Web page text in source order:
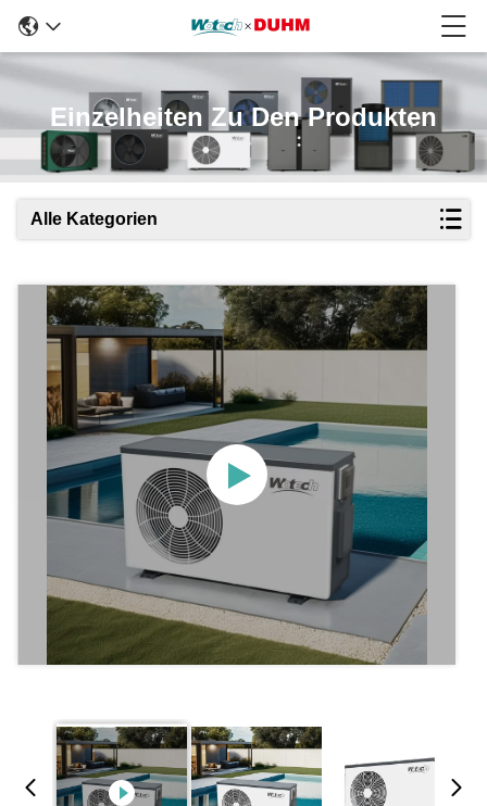
Einzelheiten Zu Den Produkten
Alle Kategorien